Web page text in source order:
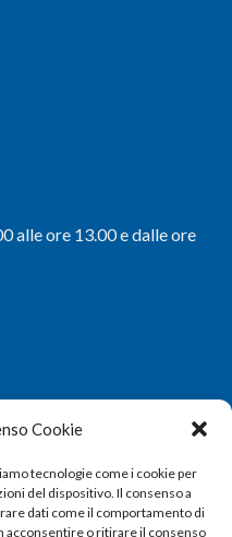
Cookie
tecnologie come i cookie per
del dispositivo. Il consenso a
dati come il comportamento di
acconsentire o ritirare il consenso
alle ore 13.00 e dalle ore